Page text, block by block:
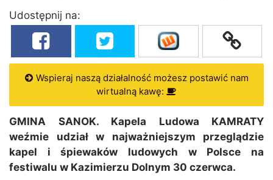
Udostępnij na:
Wspieraj naszą działalność możesz postawić nam
wirtualną kawę:
GMINA SANOK. Kapela Ludowa KAMRATY
weźmie udział w najważniejszym przeglądzie
kapel i śpiewaków ludowych w Polsce na
festiwalu w Kazimierzu Dolnym 30 czerwca.